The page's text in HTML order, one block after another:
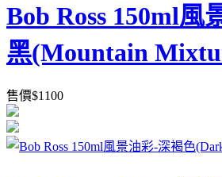
Bob Ross 150ml風
黑(Mountain
售價$1100